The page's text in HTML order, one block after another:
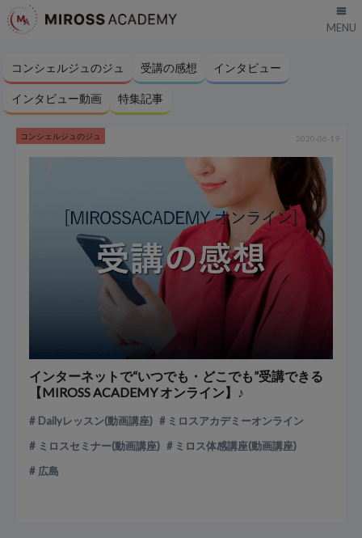
コンシェルジュのジュ 受講の感想 インタビュー
インタビュー動画 特集記事
コンシェルジュのジュ 2020-06-19
インターネットで“いつでも・どこでも”受講できる
【MIROSS ACADEMY オンライン】♪
Dailyレッスン(動画講座)
ミロスアカデミーオンライン
ミロスセミナー(動画講座)
ミロス体感講座(動画講座)
広島